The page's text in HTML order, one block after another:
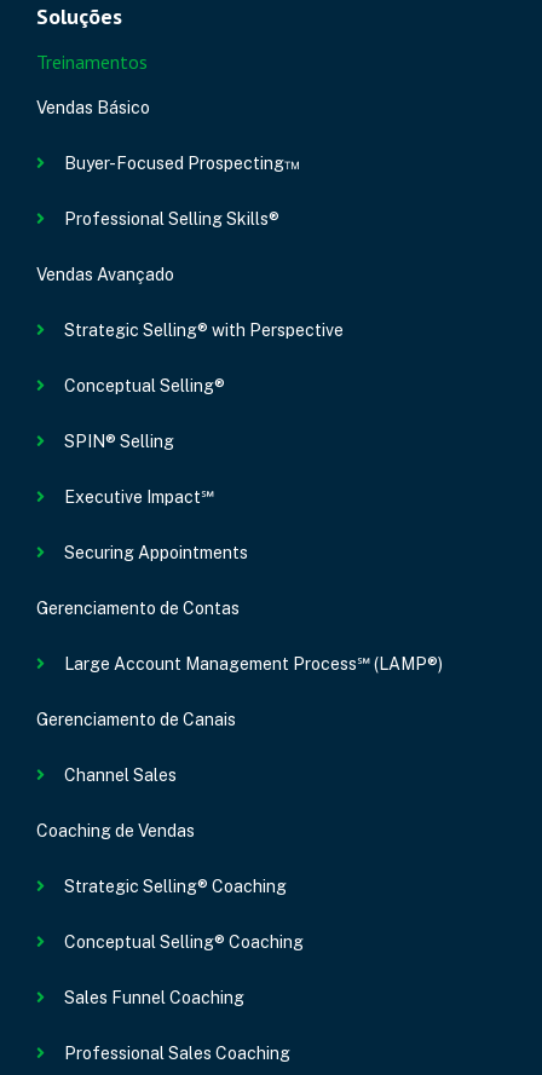
Soluções
Treinamentos
Vendas Básico
Buyer-Focused Prospecting™
Professional Selling Skills®
Vendas Avançado
Strategic Selling® with Perspective
Conceptual Selling®
SPIN® Selling
Executive Impact℠
Securing Appointments
Gerenciamento de Contas
Large Account Management Process℠ (LAMP®)
Gerenciamento de Canais
Channel Sales
Coaching de Vendas
Strategic Selling® Coaching
Conceptual Selling® Coaching
Sales Funnel Coaching
Professional Sales Coaching